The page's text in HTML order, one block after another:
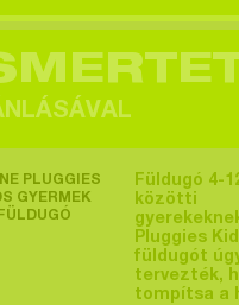
PLUGGIES
GYERMEK
FÜLDUGÓ
Füldugó 4-
közötti
Pluggies
füldugót
tervezték,
tompítsa a